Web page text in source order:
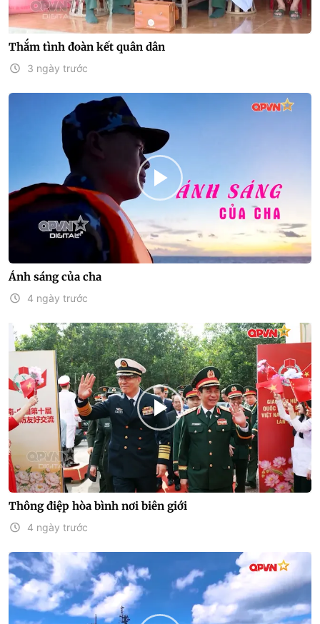
Thắm tình đoàn kết quân dân
3 ngày trước
Ánh sáng của cha
4 ngày trước
Thông điệp hòa bình nơi biên giới
4 ngày trước